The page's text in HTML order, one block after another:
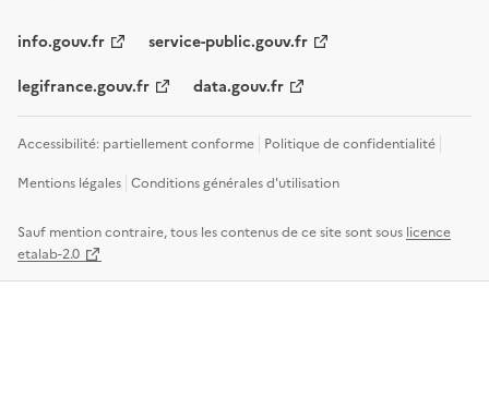
info.gouv.fr service-public.gouv.fr
legifrance.gouv.fr data.gouv.fr
Accessibilité: partiellement conforme Politique de confidentialité
Mentions légales Conditions générales d'utilisation
Sauf mention contraire, tous les contenus de ce site sont sous licence
etalab-2.0